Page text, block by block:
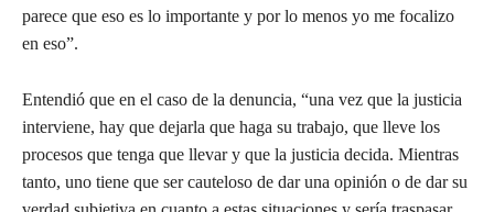
parece que eso es lo importante y por lo menos yo me focalizo
en eso”.
Entendió que en el caso de la denuncia, “una vez que la justicia
interviene, hay que dejarla que haga su trabajo, que lleve los
procesos que tenga que llevar y que la justicia decida. Mientras
tanto, uno tiene que ser cauteloso de dar una opinión o de dar su